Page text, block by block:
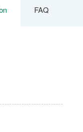
FAQ